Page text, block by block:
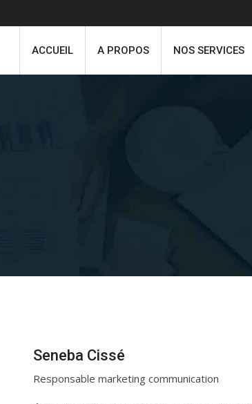
ACCUEIL A PROPOS NOS SERVICES
Seneba Cissé
Responsable marketing communication